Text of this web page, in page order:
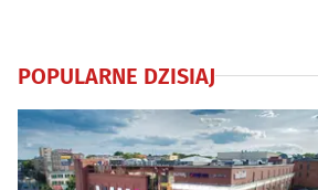
POPULARNE DZISIAJ